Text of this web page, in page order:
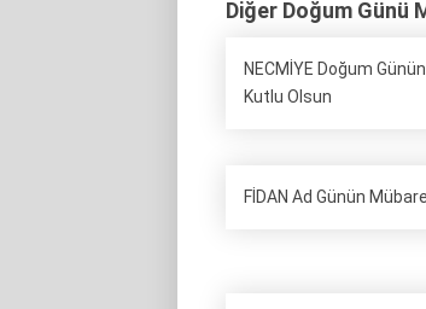
Diğer Doğum Günü
NECMİYE Doğum Günün
Kutlu Olsun
FİDAN Ad Günün